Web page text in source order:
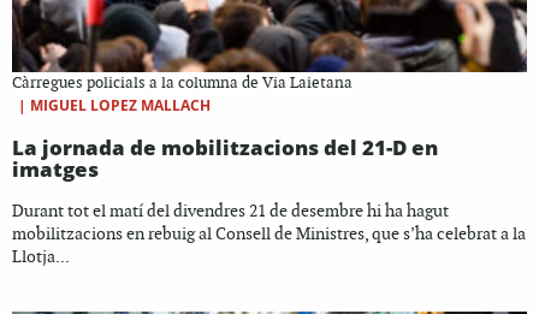
Càrregues policials a la columna de Via Laietana
| MIGUEL LOPEZ MALLACH
La jornada de mobilitzacions del 21-D en
imatges
Durant tot el matí del divendres 21 de desembre hi ha hagut
mobilitzacions en rebuig al Consell de Ministres, que s’ha celebrat a la
Llotja...